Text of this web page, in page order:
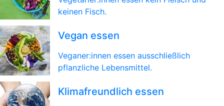
keinen Fisch.
Vegan essen
Veganer:innen essen ausschließlich
pflanzliche Lebensmittel.
Klimafreundlich essen